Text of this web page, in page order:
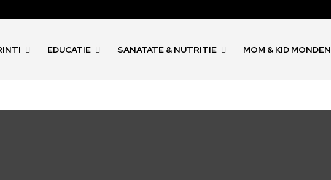
EDUCATIE SANATATE & NUTRITIE MOM & KID MONDEN